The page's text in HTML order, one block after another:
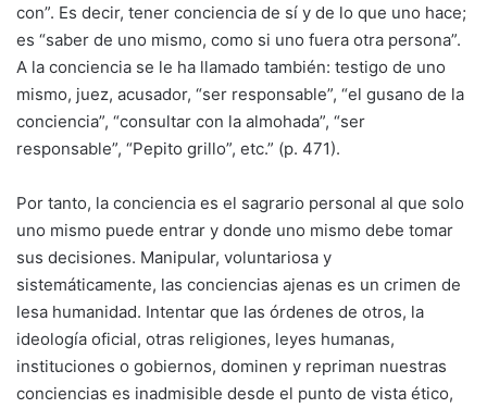
con”. Es decir, tener conciencia de sí y de lo que uno hace;
es “saber de uno mismo, como si uno fuera otra persona”.
A la conciencia se le ha llamado también: testigo de uno
mismo, juez, acusador, “ser responsable”, “el gusano de la
conciencia”, “consultar con la almohada”, “ser
responsable”, “Pepito grillo”, etc.” (p. 471).
Por tanto, la conciencia es el sagrario personal al que solo
uno mismo puede entrar y donde uno mismo debe tomar
sus decisiones. Manipular, voluntariosa y
sistemáticamente, las conciencias ajenas es un crimen de
lesa humanidad. Intentar que las órdenes de otros, la
ideología oficial, otras religiones, leyes humanas,
instituciones o gobiernos, dominen y repriman nuestras
conciencias es inadmisible desde el punto de vista ético,